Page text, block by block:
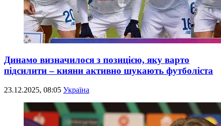
Динамо визначилося з позицією, яку варто
підсилити – кияни активно шукають футболіста
23.12.2025, 08:05 Україна